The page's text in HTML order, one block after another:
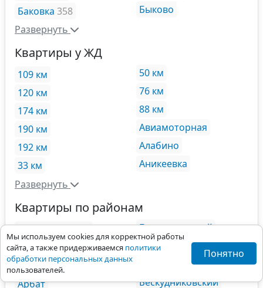
Мы используем cookies для корректной работы
сайта, а также придерживаемся политики
обработки персональных данных
пользователей.
Понятно
Баковка 358
Быково
Развернуть
Квартиры у ЖД
109 км
120 км
174 км
190 км
192 км
33 км
50 км
76 км
88 км
Авиамоторная
Алабино
Аникеевка
Развернуть
Квартиры по районам
Академический
Алексеевский
Алтуфьевский
Арбат
Балашихинский
Басманный101
141
Бескудниковский